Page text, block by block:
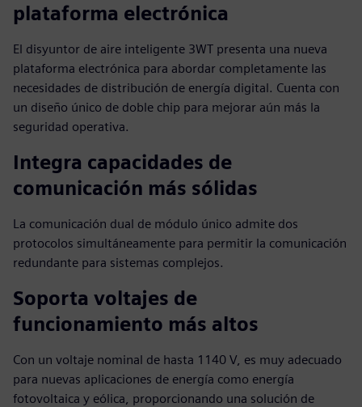
plataforma electrónica
El disyuntor de aire inteligente 3WT presenta una nueva
plataforma electrónica para abordar completamente las
necesidades de distribución de energía digital. Cuenta con
un diseño único de doble chip para mejorar aún más la
seguridad operativa.
Integra capacidades de
comunicación más sólidas
La comunicación dual de módulo único admite dos
protocolos simultáneamente para permitir la comunicación
redundante para sistemas complejos.
Soporta voltajes de
funcionamiento más altos
Con un voltaje nominal de hasta 1140 V, es muy adecuado
para nuevas aplicaciones de energía como energía
fotovoltaica y eólica, proporcionando una solución de